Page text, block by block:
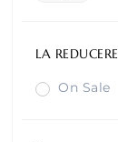
LA REDUCERE
On Sale